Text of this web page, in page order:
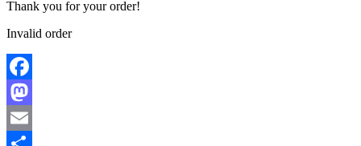
Thank you for your order!
Invalid order
Facebook
Mastodon
Email